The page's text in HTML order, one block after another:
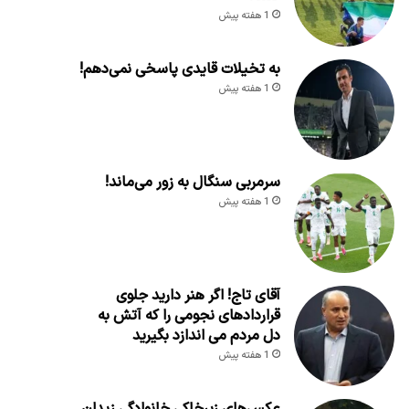
1 هفته پیش
به تخیلات قایدی پاسخی نمی‌دهم!
1 هفته پیش
سرمربی سنگال به زور می‌ماند!
1 هفته پیش
آقای تاج! اگر هنر دارید جلوی
قراردادهای نجومی را که آتش به
دل مردم می اندازد بگیرید
1 هفته پیش